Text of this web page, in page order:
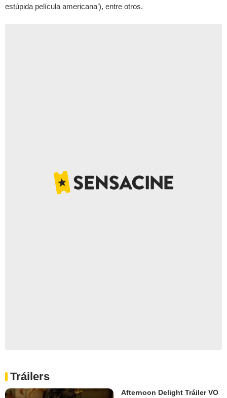
estúpida película americana’), entre otros.
Tráilers
Afternoon Delight Tráiler VO